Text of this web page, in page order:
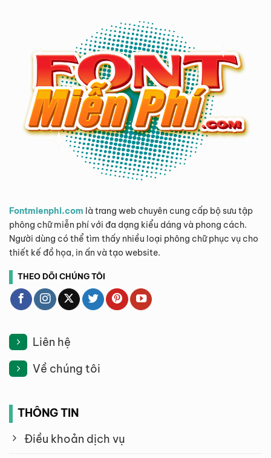
Fontmienphi.com là trang web chuyên cung cấp bộ sưu tập
phông chữ miễn phí với đa dạng kiểu dáng và phong cách.
Người dùng có thể tìm thấy nhiều loại phông chữ phục vụ cho
thiết kế đồ họa, in ấn và tạo website.
THEO DÕI CHÚNG TÔI
Liên hệ
Về chúng tôi
THÔNG TIN
Điều khoản dịch vụ